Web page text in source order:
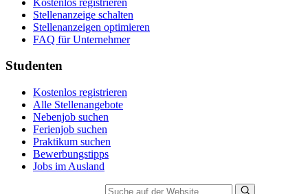
Stellenanzeige schalten
Stellenanzeigen optimieren
FAQ für Unternehmer
Studenten
Kostenlos registrieren
Alle Stellenangebote
Nebenjob suchen
Ferienjob suchen
Praktikum suchen
Bewerbungstipps
Jobs im Ausland